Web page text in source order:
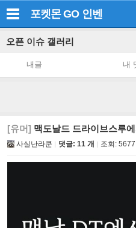
포켓몬 GO 인벤
오픈 이슈 갤러리
내글 내
[유머] 맥도날드 드라이브스루
사실난라쿤 댓글: 11 개 조회: 5677